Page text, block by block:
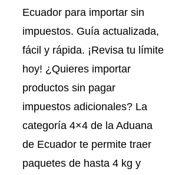
Ecuador para importar sin
impuestos. Guía actualizada,
fácil y rápida. ¡Revisa tu límite
hoy! ¿Quieres importar
productos sin pagar
impuestos adicionales? La
categoría 4×4 de la Aduana
de Ecuador te permite traer
paquetes de hasta 4 kg y